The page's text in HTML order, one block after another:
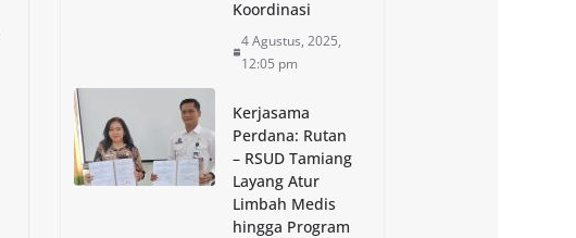
Koordinasi
4 Agustus, 2025,
12:05 pm
Kerjasama
Perdana: Rutan
– RSUD Tamiang
Layang Atur
Limbah Medis
hingga Program